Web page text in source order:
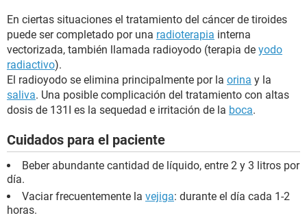
En ciertas situaciones el tratamiento del cáncer de tiroides
puede ser completado por una radioterapia interna
vectorizada, también llamada radioyodo (terapia de yodo
radiactivo).
El radioyodo se elimina principalmente por la orina y la
saliva. Una posible complicación del tratamiento con altas
dosis de 131I es la sequedad e irritación de la boca.
Cuidados para el paciente
Beber abundante cantidad de líquido, entre 2 y 3 litros por
día.
Vaciar frecuentemente la vejiga: durante el día cada 1-2
horas.